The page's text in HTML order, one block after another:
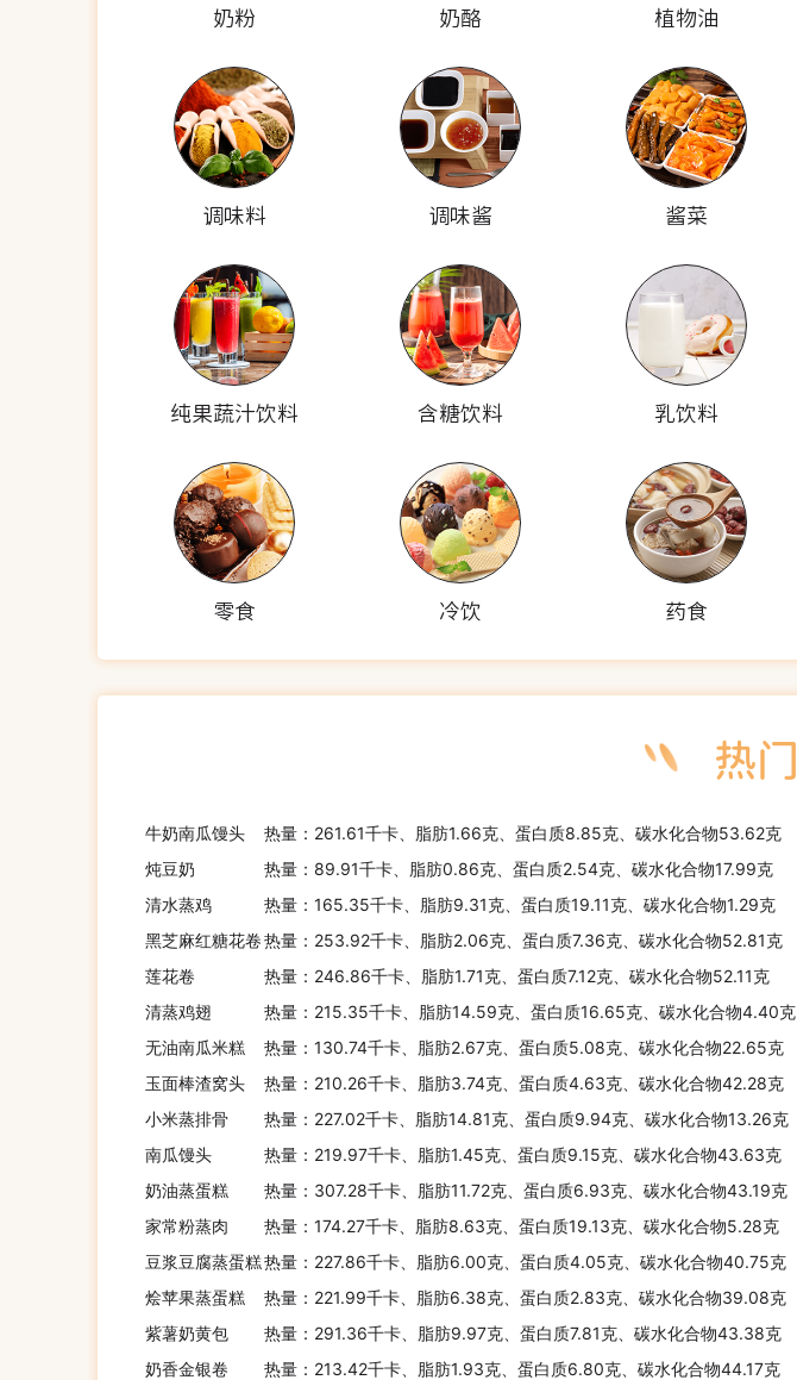
奶粉 奶酪 植物油
调味料 调味酱 酱菜
纯果蔬汁饮料 含糖饮料 乳饮料
零食 冷饮 药食
牛奶南瓜馒头 热量：261.61千卡、脂肪1.66克、蛋白质8.85克、碳水化合物53.62克
炖豆奶
热量：89.91千卡、脂肪0.86克、蛋白质2.54克、碳水化合物17.99克
清水蒸鸡
热量：165.35千卡、脂肪9.31克、蛋白质19.11克、碳水化合物1.29克
黑芝麻红糖花卷热量：253.92千卡、脂肪2.06克、蛋白质7.36克、碳水化合物52.81克
莲花卷
热量：246.86千卡、脂肪1.71克、蛋白质7.12克、碳水化合物52.11克
清蒸鸡翅
热量：215.35千卡、脂肪14.59克、蛋白质16.65克、碳水化合物4.40克
无油南瓜米糕
热量：130.74千卡、脂肪2.67克、蛋白质5.08克、碳水化合物22.65克
玉面棒渣窝头
热量：210.26千卡、脂肪3.74克、蛋白质4.63克、碳水化合物42.28克
小米蒸排骨
热量：227.02千卡、脂肪14.81克、蛋白质9.94克、碳水化合物13.26克
南瓜馒头
热量：219.97千卡、脂肪1.45克、蛋白质9.15克、碳水化合物43.63克
奶油蒸蛋糕
热量：307.28千卡、脂肪11.72克、蛋白质6.93克、碳水化合物43.19克
家常粉蒸肉
热量：174.27千卡、脂肪8.63克、蛋白质19.13克、碳水化合物5.28克
豆浆豆腐蒸蛋糕热量：227.86千卡、脂肪6.00克、蛋白质4.05克、碳水化合物40.75克
烩苹果蒸蛋糕
热量：221.99千卡、脂肪6.38克、蛋白质2.83克、碳水化合物39.08克
紫薯奶黄包
热量：291.36千卡、脂肪9.97克、蛋白质7.81克、碳水化合物43.38克
奶香金银卷
热量：213.42千卡、脂肪1.93克、蛋白质6.80克、碳水化合物44.17克